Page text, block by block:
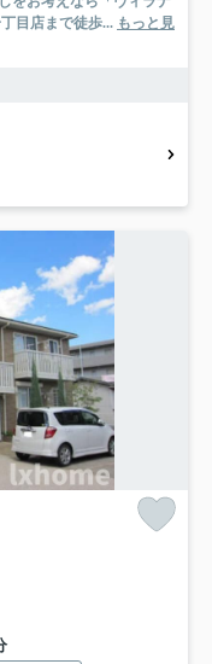
目店まで徒歩... もっと見